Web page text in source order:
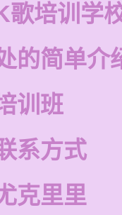
歌培训学
的简单介
训班
系方式
克里里